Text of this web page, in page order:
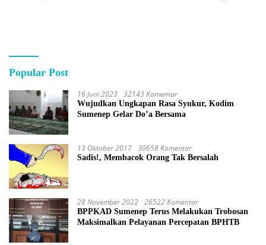
Popular Post
16 Juni 2023 32143 Komentar
Wujudkan Ungkapan Rasa Syukur, Kodim
Sumenep Gelar Do’a Bersama
13 Oktober 2017 30658 Komentar
Sadis!, Membacok Orang Tak Bersalah
28 November 2022 26522 Komentar
BPPKAD Sumenep Terus Melakukan Trobosan
Maksimalkan Pelayanan Percepatan BPHTB